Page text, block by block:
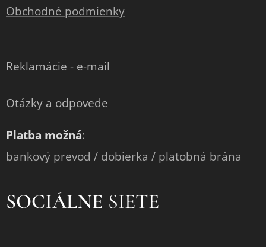
Obchodné podmienky
Reklamácie - e-mail
Otázky a odpovede
Platba možná:
bankový prevod / dobierka / platobná brána
SOCIÁLNE SIETE